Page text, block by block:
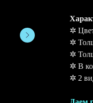
✲
✲
✲
✲ В
✲ 2